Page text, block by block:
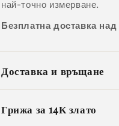
най-точно измерване.
Безплатна доставка
Доставка и връщане
Грижа за 14К злато